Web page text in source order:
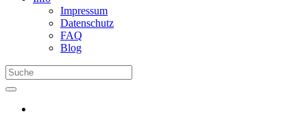
Impressum
Datenschutz
FAQ
Blog